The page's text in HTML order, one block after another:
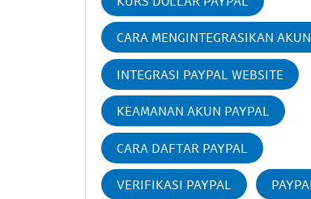
CARA MENGINTEGRASIKAN
INTEGRASI PAYPAL WEBSITE
KEAMANAN AKUN PAYPAL
CARA DAFTAR PAYPAL
VERIFIKASI PAYPAL